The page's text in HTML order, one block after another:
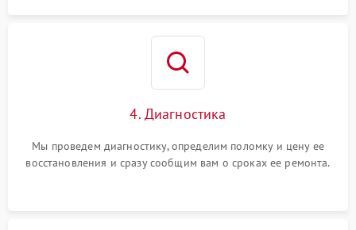
4. Диагностика
Мы проведем диагностику, определим поломку и цену ее
восстановления и сразу сообщим вам о сроках ее ремонта.